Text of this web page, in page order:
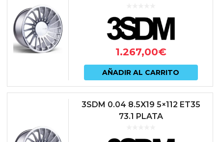
1.267,00€
AÑADIR AL CARRITO
3SDM 0.04 8.5X19 5×112 ET35
73.1 PLATA